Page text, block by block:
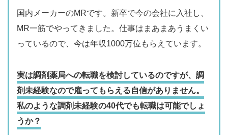
国内メーカーのMRです。新卒で今の会社に入社し、
MR一筋でやってきました。仕事はまあまあうまくい
っているので、今は年収1000万位もらえています。
実は調剤薬局への転職を検討しているのですが、調
剤未経験なので雇ってもらえる自信がありません。
私のような調剤未経験の40代でも転職は可能でしょ
うか？